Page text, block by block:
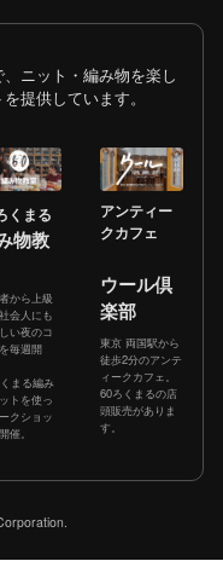
ニット・編み物を楽し
提供しています。
くまる
物教
から上級
会人にも
い夜のコ
毎週開
まる編み
トを使っ
クショッ
催。
アンティー
クカフェ
ウール倶
楽部
東京 両国駅から
徒歩2分のアンテ
ィークカフェ。
60ろくまるの店
頭販売がありま
す。